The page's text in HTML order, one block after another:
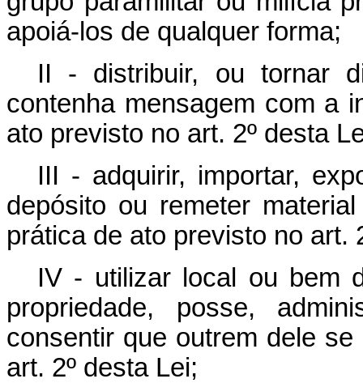
apoiá-los de qualquer forma;
II - distribuir, ou tornar
contenha mensagem com a
ato previsto no art. 2º desta
III - adquirir, importar,
depósito ou remeter
prática de ato previsto no art.
IV - utilizar local ou bem
propriedade, posse,
consentir que outrem dele
art. 2º desta Lei;